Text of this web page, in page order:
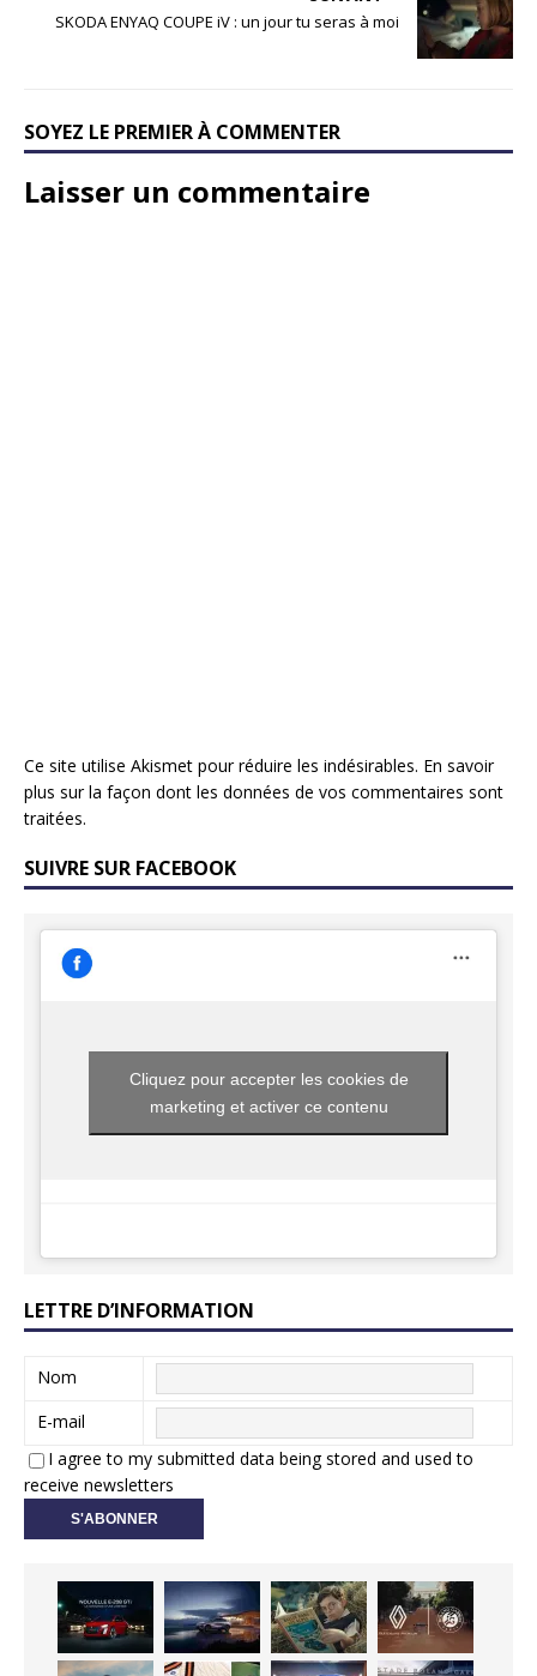
SKODA ENYAQ COUPE iV : un jour tu seras à moi
SOYEZ LE PREMIER À COMMENTER
Laisser un commentaire
Ce site utilise Akismet pour réduire les indésirables. En savoir
plus sur la façon dont les données de vos commentaires sont
traitées.
SUIVRE SUR FACEBOOK
Cliquez pour accepter les cookies de
marketing et activer ce contenu
LETTRE D’INFORMATION
Nom
E-mail
I agree to my submitted data being stored and used to
receive newsletters